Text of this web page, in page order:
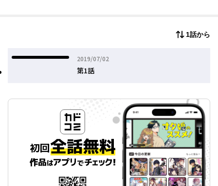
1話から
2019/07/02
2019年07月02日
第1話